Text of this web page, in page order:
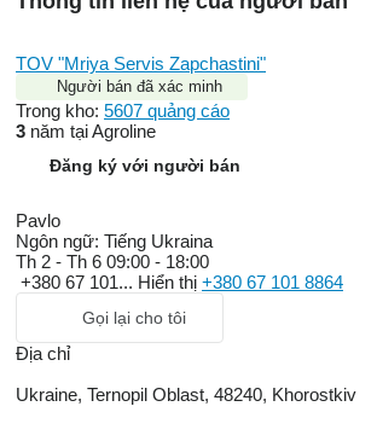
TOV "Mriya Servis Zapchastini"
Người bán đã xác minh
Trong kho: 5607 quảng cáo
3 năm tại Agroline
Đăng ký với người bán
Pavlo
Ngôn ngữ: Tiếng Ukraina
Th 2 - Th 6 09:00 - 18:00
+380 67 101... Hiển thị +380 67 101 8864
Gọi lại cho tôi
Địa chỉ
Ukraine, Ternopil Oblast, 48240, Khorostkiv